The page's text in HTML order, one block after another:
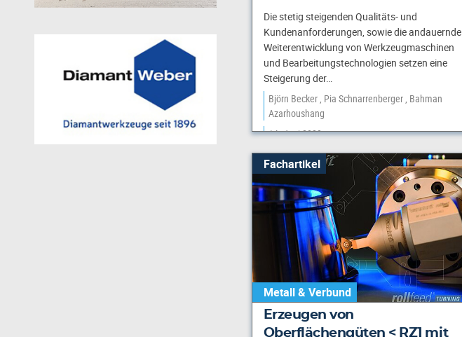
Die stetig steigenden Qualitäts- und
Kundenanforderungen, sowie die andauernde
Weiterentwicklung von Werkzeugmaschinen
und Bearbeitungstechnologien setzen eine
Steigerung der…
Björn Becker Pia Schnarrenberger Bahman
Azarhoushang
14. Juni 2022
Fachartikel
Metall & Verbund
Erzeugen von
Oberflächengüten < RZ1 mit